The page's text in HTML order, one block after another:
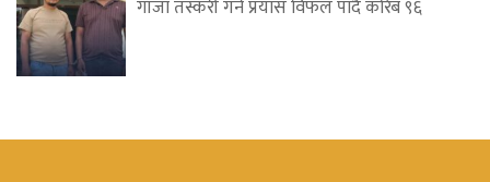
गाँजा तस्करी गर्ने प्रयास विफल पार्दै करिब ९६